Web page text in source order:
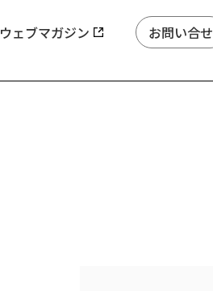
ウェブマガジン お問い合せ